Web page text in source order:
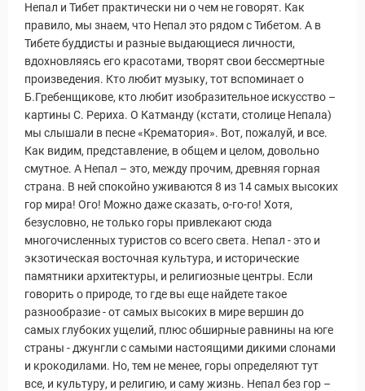
Новости и Отчеты
Непал и Тибет практически ни о чем не говорят. Как
правило, мы знаем, что Непал это рядом с Тибетом. А в
Тибете буддисты и разные выдающиеся личности,
вдохновляясь его красотами, творят свои бессмертные
произведения. Кто любит музыку, тот вспоминает о
Б.Гребенщикове, кто любит изобразительное искусство –
картины С. Рериха. О Катманду (кстати, столице Непала)
мы слышали в песне «Крематория». Вот, пожалуй, и все.
Как видим, представление, в общем и целом, довольно
смутное. А Непал – это, между прочим, древняя горная
страна. В ней спокойно уживаются 8 из 14 самых высоких
гор мира! Ого! Можно даже сказать, о-го-го! Хотя,
безусловно, не только горы привлекают сюда
многочисленных туристов со всего света. Непал - это и
экзотическая восточная культура, и исторические
памятники архитектуры, и религиозные центры. Если
говорить о природе, то где вы еще найдете такое
разнообразие - от самых высоких в мире вершин до
самых глубоких ущелий, плюс обширные равнины на юге
страны - джунгли с самыми настоящими дикими слонами
и крокодилами. Но, тем не менее, горы определяют тут
все, и культуру, и религию, и саму жизнь. Непал без гор –